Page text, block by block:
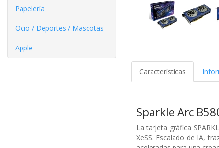
Papelería
Ocio / Deportes / Mascotas
Apple
Características
Sparkle Arc
La tarjeta gráfica
XeSS. Escalado de IA,